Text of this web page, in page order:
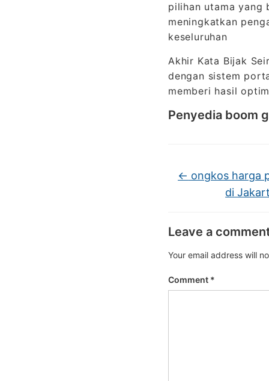
pilihan utama yang
meningkatkan
keseluruhan
Akhir Kata Bijak
dengan sistem
memberi hasil
Penyedia boom
← ongkos harga
di
Leave a
Your email address will
Comment *